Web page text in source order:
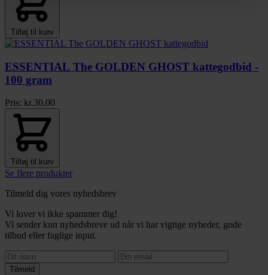
Tilføj til kurv
ESSENTIAL The GOLDEN GHOST kattegodbid -
100 gram
Pris: kr.30,00
Tilføj til kurv
Se flere produkter
Tilmeld dig vores nyhedsbrev
Vi lover vi ikke spammer dig!
Vi sender kun nyhedsbreve ud når vi har vigtige nyheder, gode
tilbud eller faglige input.
Tilmeld